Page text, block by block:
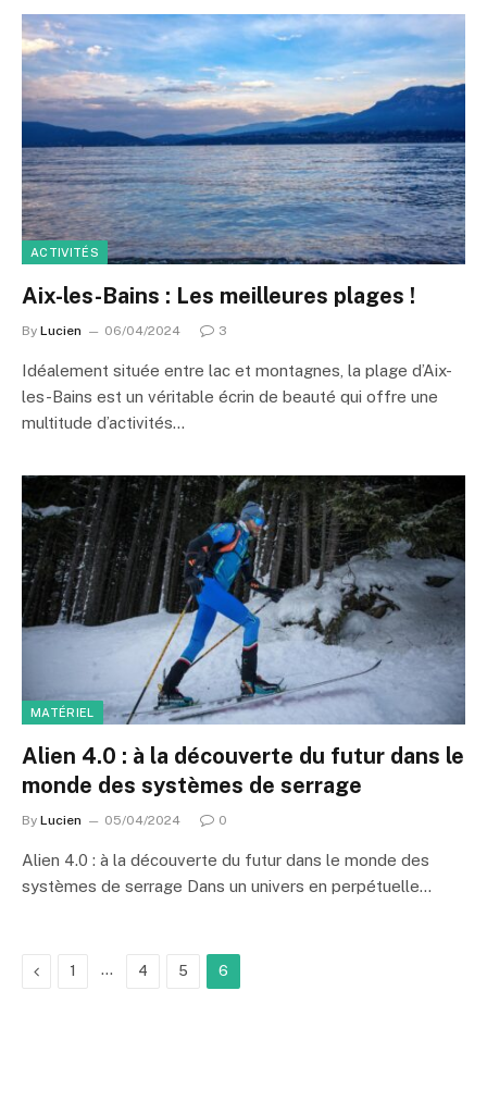
ACTIVITÉS
Aix-les-Bains : Les meilleures plages !
By Lucien 06/04/2024 3
Idéalement située entre lac et montagnes, la plage d’Aix-
les-Bains est un véritable écrin de beauté qui offre une
multitude d’activités…
MATÉRIEL
Alien 4.0 : à la découverte du futur dans le
monde des systèmes de serrage
By Lucien 05/04/2024 0
Alien 4.0 : à la découverte du futur dans le monde des
systèmes de serrage Dans un univers en perpétuelle…
Previous
1 … 4 5 6